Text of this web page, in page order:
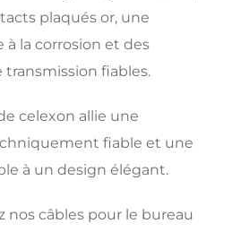
plaqués or, une
à la corrosion et des
fiables.
celexon allie une
fiable et une
à un design élégant.
nos câbles pour le bureau